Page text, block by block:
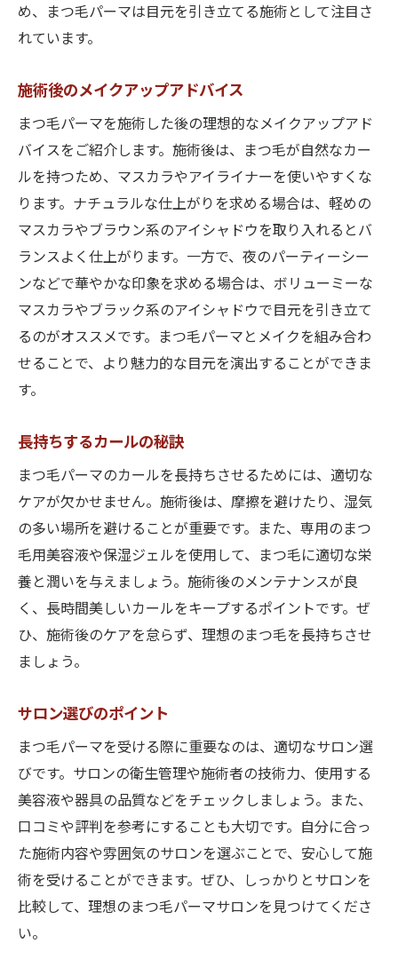
め、まつ毛パーマは目元を引き立てる施術として注目さ
れています。
施術後のメイクアップアドバイス
まつ毛パーマを施術した後の理想的なメイクアップアド
バイスをご紹介します。施術後は、まつ毛が自然なカー
ルを持つため、マスカラやアイライナーを使いやすくな
ります。ナチュラルな仕上がりを求める場合は、軽めの
マスカラやブラウン系のアイシャドウを取り入れるとバ
ランスよく仕上がります。一方で、夜のパーティーシー
ンなどで華やかな印象を求める場合は、ボリューミーな
マスカラやブラック系のアイシャドウで目元を引き立て
るのがオススメです。まつ毛パーマとメイクを組み合わ
せることで、より魅力的な目元を演出することができま
す。
長持ちするカールの秘訣
まつ毛パーマのカールを長持ちさせるためには、適切な
ケアが欠かせません。施術後は、摩擦を避けたり、湿気
の多い場所を避けることが重要です。また、専用のまつ
毛用美容液や保湿ジェルを使用して、まつ毛に適切な栄
養と潤いを与えましょう。施術後のメンテナンスが良
く、長時間美しいカールをキープするポイントです。ぜ
ひ、施術後のケアを怠らず、理想のまつ毛を長持ちさせ
ましょう。
サロン選びのポイント
まつ毛パーマを受ける際に重要なのは、適切なサロン選
びです。サロンの衛生管理や施術者の技術力、使用する
美容液や器具の品質などをチェックしましょう。また、
口コミや評判を参考にすることも大切です。自分に合っ
た施術内容や雰囲気のサロンを選ぶことで、安心して施
術を受けることができます。ぜひ、しっかりとサロンを
比較して、理想のまつ毛パーマサロンを見つけてくださ
い。